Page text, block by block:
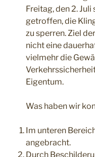
Freitag, den 2.
getroffen, die
zu sperren. Ziel
nicht eine
vielmehr die
Eigentum.
Was haben wir
Im unteren
angebracht.
Durch